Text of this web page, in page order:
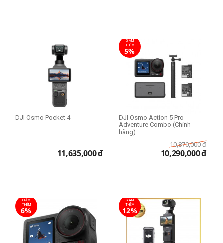
DJI Osmo Pocket 4
11,635,000đ
GIẢM
THÊM
5%
DJI Osmo Action 5 Pro
Adventure Combo (Chính
hãng)
10,870,000 đ
10,290,000đ
GIẢM
THÊM
6%
GIẢM
THÊM
12%